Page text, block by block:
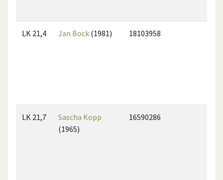
LK 21,4 Jan Bock (1981) 18103958
LK 21,7
Sascha Kopp
(1965)
16590286